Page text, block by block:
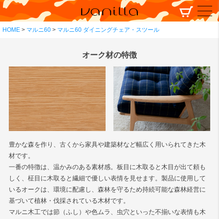
HOME マルニ60 マルニ60 ダイニングチェア・スツール
オーク材の特徴
豊かな森を作り、古くから家具や建築材など幅広く用いられてきた木
材です。
一番の特徴は、温かみのある素材感。板目に木取ると木目が出て頼も
しく、柾目に木取ると繊細で優しい表情を見せます。製品に使用して
いるオークは、環境に配慮し、森林を守るため持続可能な森林経営に
基づいて植林・伐採されている木材です。
マルニ木工では節（ふし）や色ムラ、虫穴といった不揃いな表情も木